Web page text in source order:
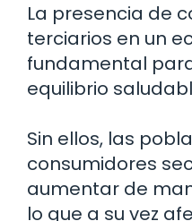
La presencia de
terciarios en un
fundamental
equilibrio
Sin ellos, las
consumidores
aumentar de
lo que a su vez